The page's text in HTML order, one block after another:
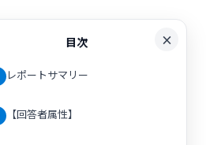
目次
レポートサマリー
【回答者属性】